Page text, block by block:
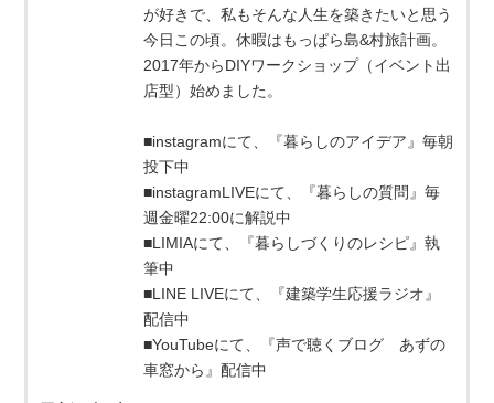
が好きで、私もそんな人生を築きたいと思う
今日この頃。休暇はもっぱら島&村旅計画。
2017年からDIYワークショップ（イベント出
店型）始めました。
■instagramにて、『暮らしのアイデア』毎朝
投下中
■instagramLIVEにて、『暮らしの質問』毎
週金曜22:00に解説中
■LIMIAにて、『暮らしづくりのレシピ』執
筆中
■LINE LIVEにて、『建築学生応援ラジオ』
配信中
■YouTubeにて、『声で聴くブログ あずの
車窓から』配信中